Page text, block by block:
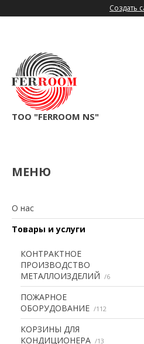
Создать
TOO "FERROOM NS"
О нас
Товары и услуги
КОНТРАКТНОЕ
ПРОИЗВОДСТВО
МЕТАЛЛОИЗДЕЛИЙ
6
ПОЖАРНОЕ
ОБОРУДОВАНИЕ
112
КОРЗИНЫ ДЛЯ
КОНДИЦИОНЕРА
13